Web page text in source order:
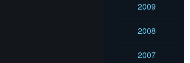
2009
2008
2007